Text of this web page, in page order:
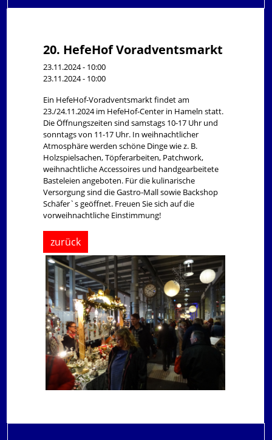
20. HefeHof Voradventsmarkt
23.11.2024 - 10:00
23.11.2024 - 10:00
Ein HefeHof-Voradventsmarkt findet am
23./24.11.2024 im HefeHof-Center in Hameln statt.
Die Öffnungszeiten sind samstags 10-17 Uhr und
sonntags von 11-17 Uhr. In weihnachtlicher
Atmosphäre werden schöne Dinge wie z. B.
Holzspielsachen, Töpferarbeiten, Patchwork,
weihnachtliche Accessoires und handgearbeitete
Basteleien angeboten. Für die kulinarische
Versorgung sind die Gastro-Mall sowie Backshop
Schäfer`s geöffnet. Freuen Sie sich auf die
vorweihnachtliche Einstimmung!
zurück